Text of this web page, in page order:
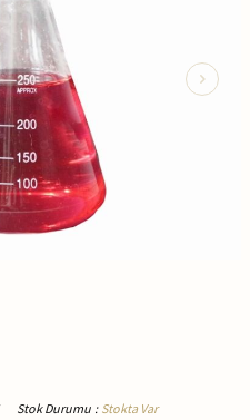
Stok Durumu : Stokta Var